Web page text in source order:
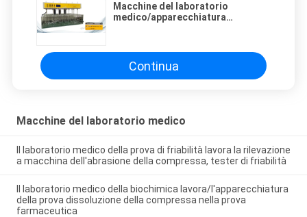
Macchine del laboratorio
medico/apparecchiatura
Continua
Macchine del laboratorio medico
Il laboratorio medico della prova di friabilità lavora la rilevazione
a macchina dell'abrasione della compressa, tester di friabilità
Il laboratorio medico della biochimica lavora/l'apparecchiatura
della prova dissoluzione della compressa nella prova
farmaceutica